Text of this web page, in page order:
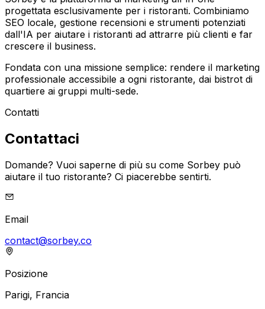
progettata esclusivamente per i ristoranti. Combiniamo
SEO locale, gestione recensioni e strumenti potenziati
dall'IA per aiutare i ristoranti ad attrarre più clienti e far
crescere il business.
Fondata con una missione semplice: rendere il marketing
professionale accessibile a ogni ristorante, dai bistrot di
quartiere ai gruppi multi-sede.
Contatti
Contattaci
Domande? Vuoi saperne di più su come Sorbey può
aiutare il tuo ristorante? Ci piacerebbe sentirti.
Email
contact@sorbey.co
Posizione
Parigi, Francia